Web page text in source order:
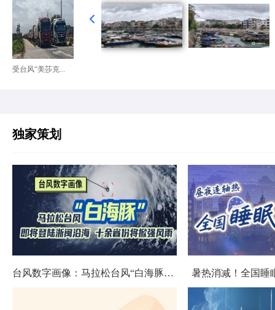
受台风“美莎克...
独家策划
台风数字画像：马拉松台风“白海豚”将影响十余省份 暑热消减！全国睡